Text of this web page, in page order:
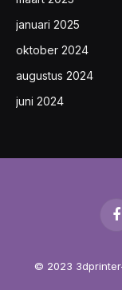
januari 2025
oktober 2024
augustus 2024
juni 2024
© 2023